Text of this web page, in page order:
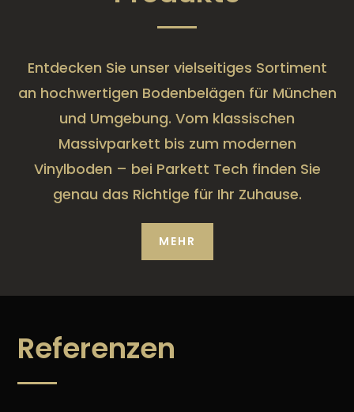
Entdecken Sie unser vielseitiges Sortiment
an hochwertigen Bodenbelägen für München
und Umgebung. Vom klassischen
Massivparkett bis zum modernen
Vinylboden – bei Parkett Tech finden Sie
genau das Richtige für Ihr Zuhause.
MEHR
Referenzen